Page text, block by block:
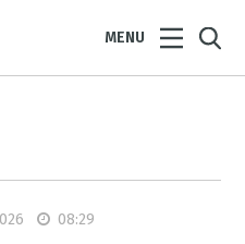
MENU
08:29